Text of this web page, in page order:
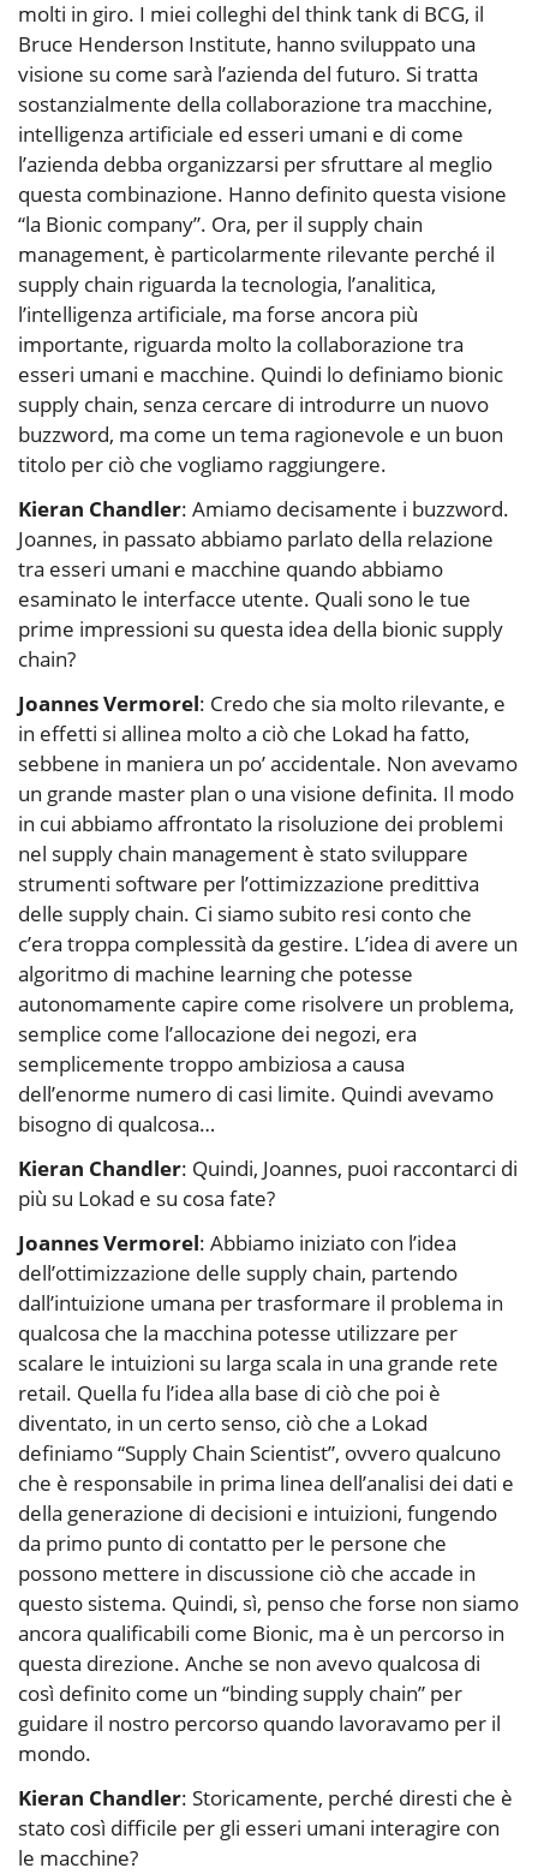
molti in giro. I miei colleghi del think tank di BCG, il
Bruce Henderson Institute, hanno sviluppato una
visione su come sarà l’azienda del futuro. Si tratta
sostanzialmente della collaborazione tra macchine,
intelligenza artificiale ed esseri umani e di come
l’azienda debba organizzarsi per sfruttare al meglio
questa combinazione. Hanno definito questa visione
“la Bionic company”. Ora, per il supply chain
management, è particolarmente rilevante perché il
supply chain riguarda la tecnologia, l’analitica,
l’intelligenza artificiale, ma forse ancora più
importante, riguarda molto la collaborazione tra
esseri umani e macchine. Quindi lo definiamo bionic
supply chain, senza cercare di introdurre un nuovo
buzzword, ma come un tema ragionevole e un buon
titolo per ciò che vogliamo raggiungere.
Kieran Chandler: Amiamo decisamente i buzzword.
Joannes, in passato abbiamo parlato della relazione
tra esseri umani e macchine quando abbiamo
esaminato le interfacce utente. Quali sono le tue
prime impressioni su questa idea della bionic supply
chain?
Joannes Vermorel: Credo che sia molto rilevante, e
in effetti si allinea molto a ciò che Lokad ha fatto,
sebbene in maniera un po’ accidentale. Non avevamo
un grande master plan o una visione definita. Il modo
in cui abbiamo affrontato la risoluzione dei problemi
nel supply chain management è stato sviluppare
strumenti software per l’ottimizzazione predittiva
delle supply chain. Ci siamo subito resi conto che
c’era troppa complessità da gestire. L’idea di avere un
algoritmo di machine learning che potesse
autonomamente capire come risolvere un problema,
semplice come l’allocazione dei negozi, era
semplicemente troppo ambiziosa a causa
dell’enorme numero di casi limite. Quindi avevamo
bisogno di qualcosa…
Kieran Chandler: Quindi, Joannes, puoi raccontarci di
più su Lokad e su cosa fate?
Joannes Vermorel: Abbiamo iniziato con l’idea
dell’ottimizzazione delle supply chain, partendo
dall’intuizione umana per trasformare il problema in
qualcosa che la macchina potesse utilizzare per
scalare le intuizioni su larga scala in una grande rete
retail. Quella fu l’idea alla base di ciò che poi è
diventato, in un certo senso, ciò che a Lokad
definiamo “Supply Chain Scientist”, ovvero qualcuno
che è responsabile in prima linea dell’analisi dei dati e
della generazione di decisioni e intuizioni, fungendo
da primo punto di contatto per le persone che
possono mettere in discussione ciò che accade in
questo sistema. Quindi, sì, penso che forse non siamo
ancora qualificabili come Bionic, ma è un percorso in
questa direzione. Anche se non avevo qualcosa di
così definito come un “binding supply chain” per
guidare il nostro percorso quando lavoravamo per il
mondo.
Kieran Chandler: Storicamente, perché diresti che è
stato così difficile per gli esseri umani interagire con
le macchine?